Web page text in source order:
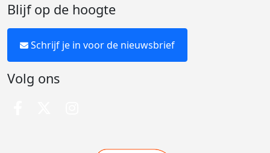
Blijf op de hoogte
Schrijf je in voor de nieuwsbrief
Volg ons